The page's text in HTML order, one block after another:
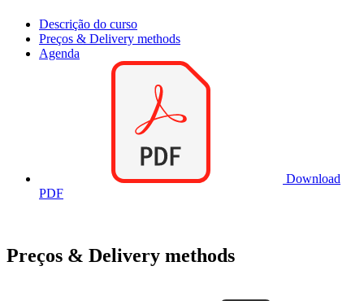
Descrição do curso
Preços & Delivery methods
Agenda
Download
PDF
Preços & Delivery methods